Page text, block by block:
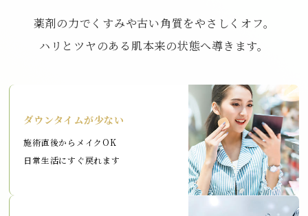
薬剤の力でくすみや古い角質をやさしくオフ。
ハリとツヤのある肌本来の状態へ導きます。
ダウンタイムが少ない
施術直後からメイクOK
日常生活にすぐ戻れます